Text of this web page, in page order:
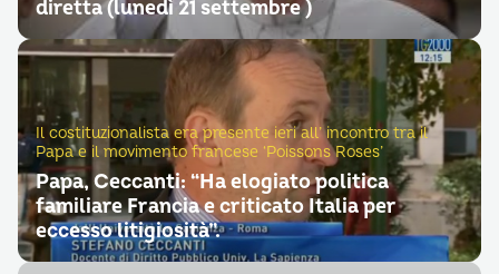
diretta (lunedì 21 settembre )
Il costituzionalista era presente ieri all’ incontro tra il
Papa e il movimento francese ‘Poissons Roses’
Papa, Ceccanti: “Ha elogiato politica
familiare Francia e criticato Italia per
eccesso litigiosità”.